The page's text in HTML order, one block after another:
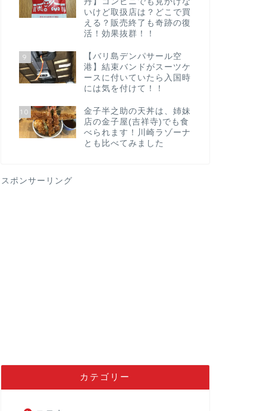
いけど取扱店は？どこで買
える？販売終了も奇跡の復
活！効果抜群！！
9
【バリ島デンパサール空
港】結束バンドがスーツケ
ースに付いていたら入国時
には気を付けて！！
10
金子半之助の天丼は、姉妹
店の金子屋(吉祥寺)でも食
べられます！川崎ラゾーナ
とも比べてみました
スポンサーリング
カテゴリー